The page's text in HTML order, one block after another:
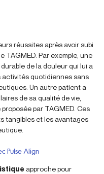
réussites après avoir subi
TAGMED. Par exemple, une
de la douleur qui lui a
activités quotidiennes sans
Un autre patient a
de sa qualité de vie,
par TAGMED. Ces
tangibles et les avantages
Pulse Align
approche pour